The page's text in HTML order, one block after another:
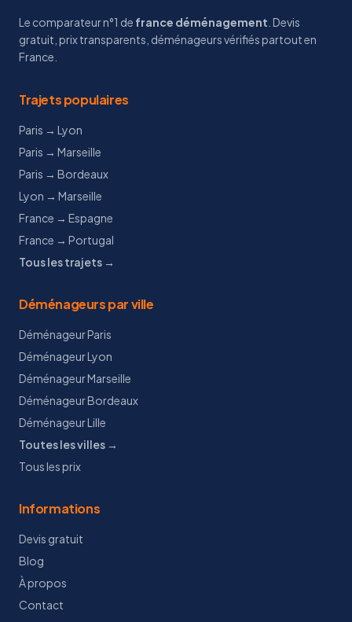
Le comparateur n°1 de france déménagement . Devis
gratuit, prix transparents, déménageurs vérifiés partout en
France.
Trajets populaires
Paris → Lyon
Paris → Marseille
Paris → Bordeaux
Lyon → Marseille
France → Espagne
France → Portugal
Tous les trajets →
Déménageurs par ville
Déménageur Paris
Déménageur Lyon
Déménageur Marseille
Déménageur Bordeaux
Déménageur Lille
Toutes les villes →
Tous les prix
Informations
Devis gratuit
Blog
À propos
Contact